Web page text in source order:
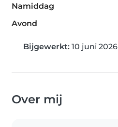
Namiddag
Avond
Bijgewerkt: 10 juni 2026
Over mij